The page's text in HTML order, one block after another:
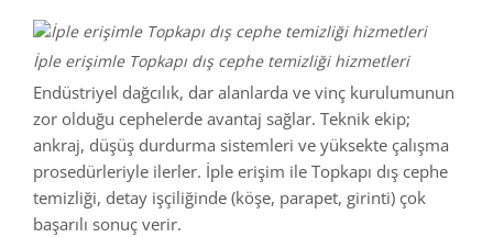
İple erişimle Topkapı dış cephe temizliği hizmetleri
Endüstriyel dağcılık, dar alanlarda ve vinç kurulumunun
zor olduğu cephelerde avantaj sağlar. Teknik ekip;
ankraj, düşüş durdurma sistemleri ve yüksekte çalışma
prosedürleriyle ilerler. İple erişim ile Topkapı dış cephe
temizliği, detay işçiliğinde (köşe, parapet, girinti) çok
başarılı sonuç verir.